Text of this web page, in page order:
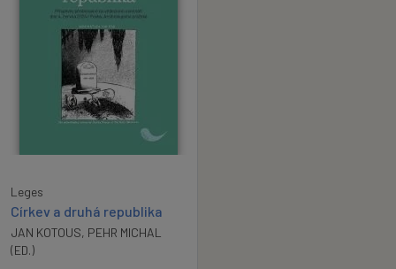
Leges
Církev a druhá republika
JAN KOTOUS, PEHR MICHAL
(ED.)